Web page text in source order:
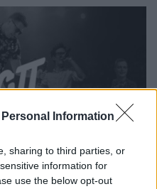
Information
sharing to third parties, or
information for
use the below opt-out